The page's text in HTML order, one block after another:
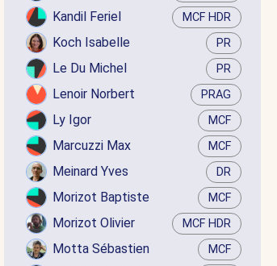
Kandil Feriel MCF HDR
Koch Isabelle PR
Le Du Michel PR
Lenoir Norbert PRAG
Ly Igor MCF
Marcuzzi Max MCF
Meinard Yves DR
Morizot Baptiste MCF
Morizot Olivier MCF HDR
Motta Sébastien MCF